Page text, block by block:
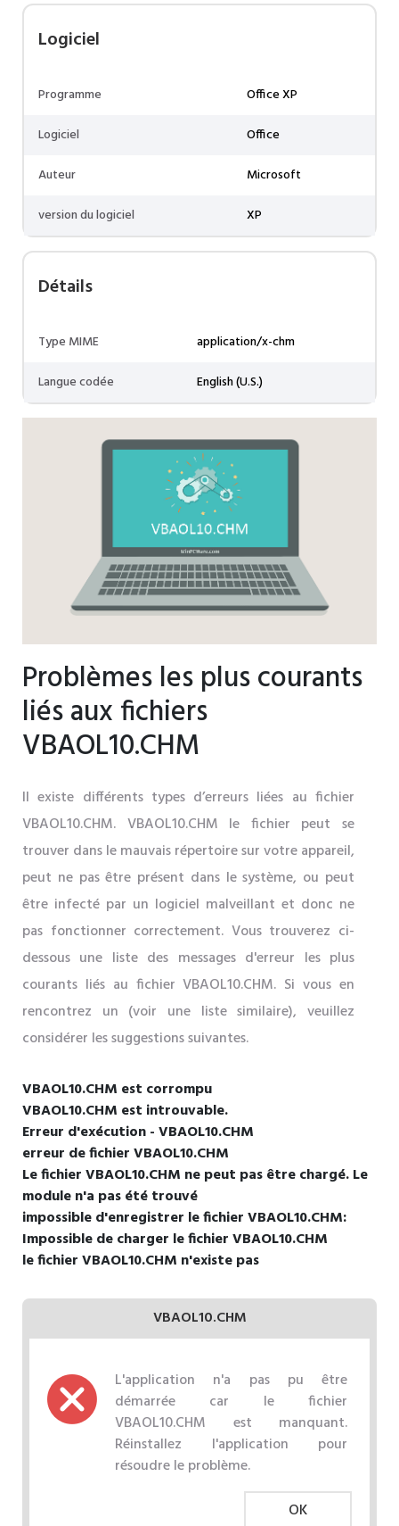
Logiciel
Programme
Office XP
Logiciel
Office
Auteur
Microsoft
version du logiciel
XP
Détails
Type MIME
application/x-chm
Langue codée
English (U.S.)
Problèmes les plus courants
liés aux fichiers
VBAOL10.CHM
Il existe différents types d’erreurs liées au fichier
VBAOL10.CHM. VBAOL10.CHM le fichier peut se
trouver dans le mauvais répertoire sur votre appareil,
peut ne pas être présent dans le système, ou peut
être infecté par un logiciel malveillant et donc ne
pas fonctionner correctement. Vous trouverez ci-
dessous une liste des messages d'erreur les plus
courants liés au fichier VBAOL10.CHM. Si vous en
rencontrez un (voir une liste similaire), veuillez
considérer les suggestions suivantes.
VBAOL10.CHM est corrompu
VBAOL10.CHM est introuvable.
Erreur d'exécution - VBAOL10.CHM
erreur de fichier VBAOL10.CHM
Le fichier VBAOL10.CHM ne peut pas être chargé. Le
module n'a pas été trouvé
impossible d'enregistrer le fichier VBAOL10.CHM:
Impossible de charger le fichier VBAOL10.CHM
le fichier VBAOL10.CHM n'existe pas
VBAOL10.CHM
L'application n'a pas pu être
démarrée car le fichier
VBAOL10.CHM est manquant.
Réinstallez l'application pour
résoudre le problème.
OK